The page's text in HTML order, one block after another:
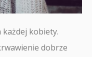
każdej kobiety.
dobrze